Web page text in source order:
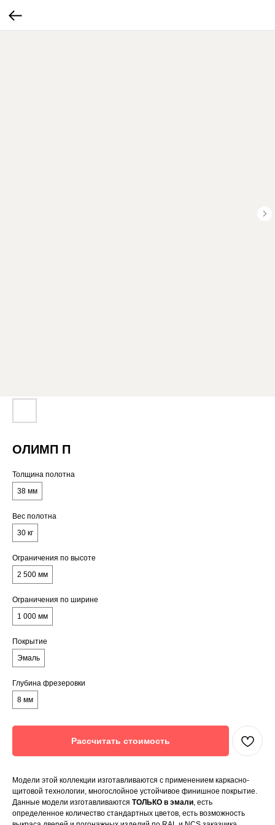
ОЛИМП П
Толщина полотна
38 мм
Вес полотна
30 кг
Ограничения по высоте
2 500 мм
Ограничения по ширине
1 000 мм
Покрытие
Эмаль
Глубина фрезеровки
8 мм
Рассчитать стоимость
Модели этой коллекции изготавливаются с применением каркасно-
щитовой технологии, многослойное устойчивое финишное покрытие.
Данные модели изготавливаются ТОЛЬКО в эмали, есть
определенное количество стандартных цветов, есть возможность